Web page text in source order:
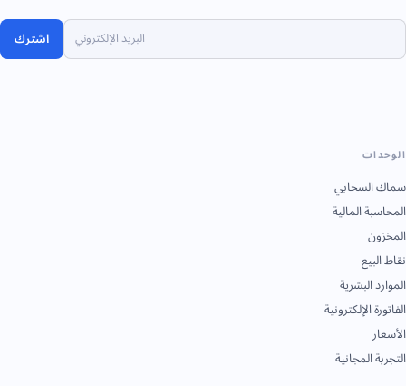
اشترك
الوحدات
سماك السحابي
المحاسبة المالية
المخزون
نقاط البيع
الموارد البشرية
الفاتورة الإلكترونية
الأسعار
التجربة المجانية